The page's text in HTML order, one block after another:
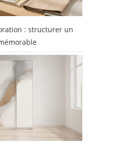
: structurer un